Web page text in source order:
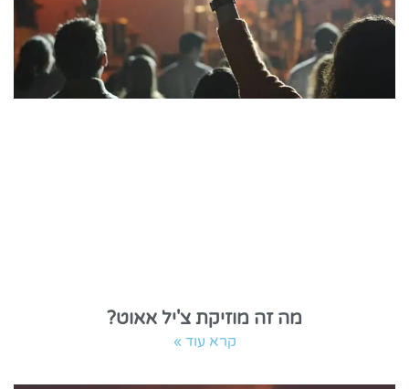
מה זה מוזיקת צ'יל אאוט?
קרא עוד »